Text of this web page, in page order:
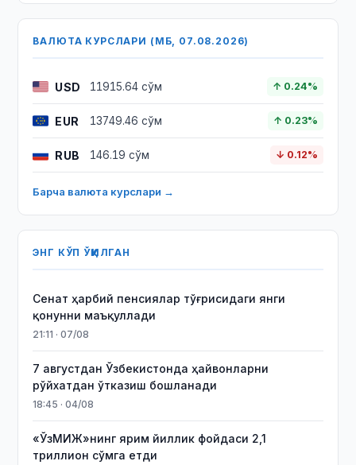
ВАЛЮТА КУРСЛАРИ (МБ, 07.08.2026)
USD 11915.64 сўм ↑ 0.24%
EUR 13749.46 сўм ↑ 0.23%
RUB 146.19 сўм ↓ 0.12%
Барча валюта курслари →
ЭНГ КЎП ЎҚИЛГАН
Сенат ҳарбий пенсиялар тўғрисидаги янги
қонунни маъқуллади
21:11 · 07/08
7 августдан Ўзбекистонда ҳайвонларни
рўйхатдан ўтказиш бошланади
18:45 · 04/08
«ЎзМИЖ»нинг ярим йиллик фойдаси 2,1
триллион сўмга етди